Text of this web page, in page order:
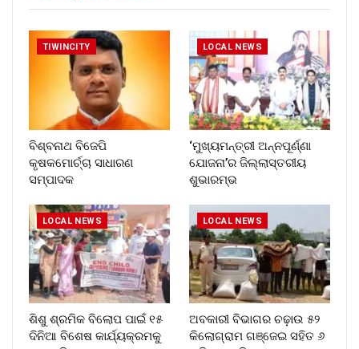
TIWINCITY
ବିଶ୍ବନାଥ ବିଜେପି
କୃଷକମୋର୍ଚ୍ଚା ସାଧାରଣ
ସମ୍ପାଦକ
LOCAL NEWS
‘ମୁଖ୍ୟମନ୍ତ୍ରୀ ଅନ୍ନପୂର୍ଣ୍ଣା
ଯୋଜନା’ର ଜିଲ୍ଲାସ୍ତରୀୟ
ଶୁଭାରମ୍ଭ
LOCAL NEWS
ଶିଶୁ ଶ୍ରମିକ ବିଲୋପ ପାଇଁ ୧୫
ଦିନିଆ ବିଶେଷ କାର୍ଯ୍ୟକ୍ରମକୁ
LOCAL NEWS
ଅବକାରୀ ବିଭାଗର ଚଢ଼ାଉ ୫୨
କିଲୋଗ୍ରାମ ଗଞ୍ଜେଇ ସହିତ ୬